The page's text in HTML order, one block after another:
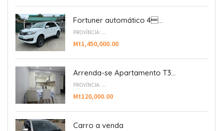
Fortuner automático 4...
PROVÍNCIA: ...
Mt1,450,000.00
Arrenda-se Apartamento T3...
PROVÍNCIA: ...
Mt120,000.00
Carro a venda